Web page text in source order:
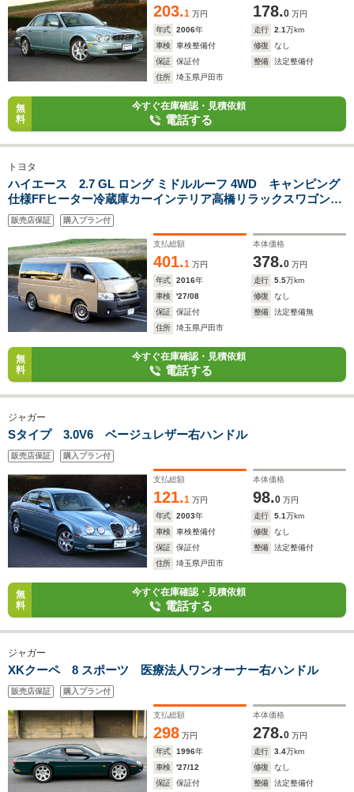
203.1 万円 178.0 万円
年式
2006年 走行 2.1万km
車検
車検整備付 修復
なし
保証
保証付 整備
法定整備付
住所
埼玉県戸田市
無
料
今すぐ在庫確認・見積依頼
電話する
トヨタ
ハイエース 2.7 GL ロング ミドルルーフ 4WD キャンピング
仕様FFヒーター冷蔵庫カーインテリア高橋リラックスワゴン3
ナンバー10人乗り
販売店保証 購入プラン付
支払総額
401.1 万円
本体価格
378.0 万円
年式
2016年 走行 5.5万km
車検
'27/08 修復
なし
保証
保証付 整備
法定整備無
住所
埼玉県戸田市
無
料
今すぐ在庫確認・見積依頼
電話する
ジャガー
Sタイプ 3.0V6 ベージュレザー右ハンドル
販売店保証 購入プラン付
支払総額
121.1 万円
本体価格
98.0 万円
年式
2003年 走行 5.1万km
車検
車検整備付 修復
なし
保証
保証付 整備
法定整備付
住所
埼玉県戸田市
無
料
今すぐ在庫確認・見積依頼
電話する
ジャガー
XKクーペ 8 スポーツ 医療法人ワンオーナー右ハンドル
販売店保証 購入プラン付
支払総額
298 万円
本体価格
278.0 万円
年式
1996年 走行 3.4万km
車検
'27/12 修復
なし
保証
保証付 整備 法定整備付